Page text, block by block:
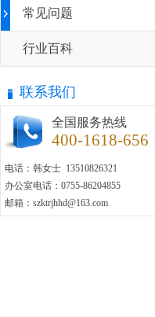
常见问题
行业百科
联系我们
全国服务热线
400-1618-656
电话：韩女士 13510826321
办公室电话：0755-86204855
邮箱：szktrjhhd@163.com